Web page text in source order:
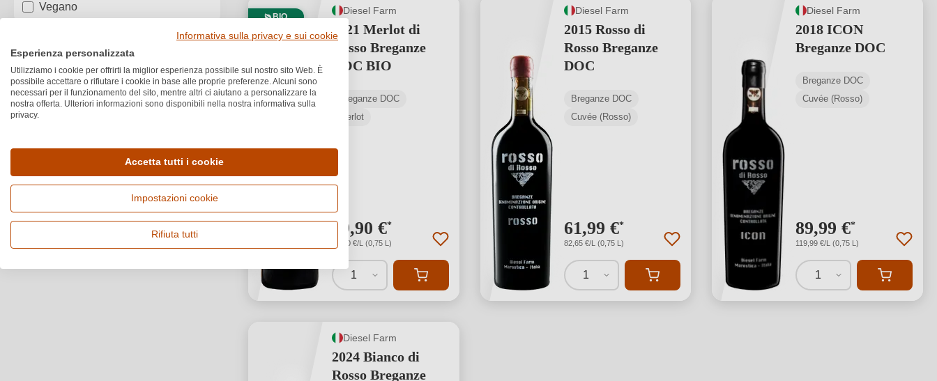
Vegano
Box
BIO
Diesel Farm
2021 Merlot di
Rosso Breganze
DOC BIO
Breganze DOC
Merlot
39,90 €*
53,20 €/L (0,75 L)
1
Diesel Farm
2015 Rosso di
Rosso Breganze
DOC
Breganze DOC
Cuvée (Rosso)
61,99 €*
82,65 €/L (0,75 L)
1
Diesel Farm
2018 ICON
Breganze DOC
Breganze DOC
Cuvée (Rosso)
89,99 €*
119,99 €/L (0,75 L)
1
Diesel Farm
2024 Bianco di
Rosso Breganze
Informativa sulla privacy e sui cookie
Esperienza personalizzata
Utilizziamo i cookie per offrirti la miglior esperienza possibile sul nostro sito Web. È
possibile accettare o rifiutare i cookie in base alle proprie preferenze. Alcuni sono
necessari per il funzionamento del sito, mentre altri ci aiutano a personalizzare la
nostra offerta. Ulteriori informazioni sono disponibili nella nostra informativa sulla
privacy.
Accetta tutti i cookie
Impostazioni cookie
Rifiuta tutti